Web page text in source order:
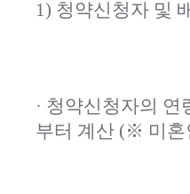
1) 청약신청자 및
· 청약신청자의
부터 계산 (※ 미혼